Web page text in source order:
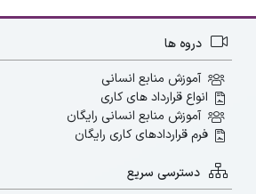
پیشنهاد ما مطالعه بلاگ:
دروه ها
آموزش منابع انسانی
انواع قرارداد های کاری
آموزش منابع انسانی رایگان
فرم قراردادهای کاری رایگان
دسترسی سریع